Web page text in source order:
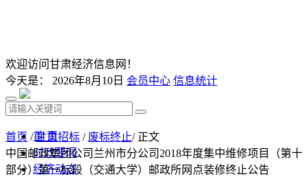
欢迎访问甘肃经济信息网！
今天是： 2026年8月10日 会员中心 信息统计
首 页
时政要闻
经济动态
首页 /甘肃招标 / 废标终止/ 正文
中国邮政集团公司兰州市分公司2018年度集中维修项目（第十
部分）第一标段（交通大学）邮政所网点装修终止公告